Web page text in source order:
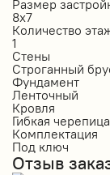
Размер
8х7
Количество
1
Стены
Строганный
Фундамент
Ленточный
Кровля
Гибкая черепица
Комплектация
Под ключ
Отзыв